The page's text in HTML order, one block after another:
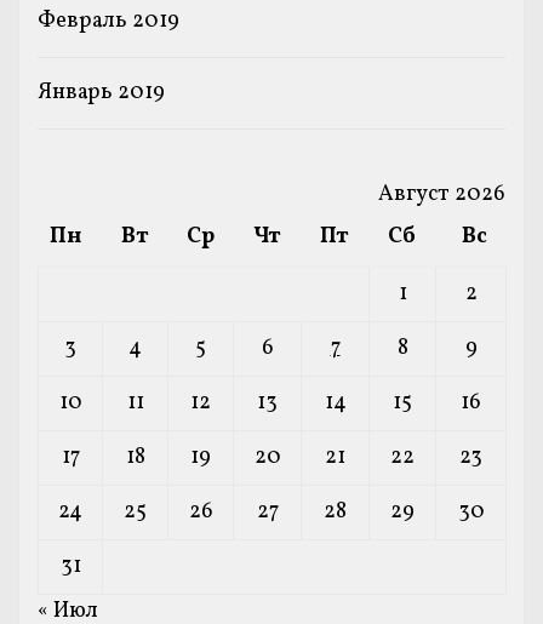
Февраль 2019
Январь 2019
Август 2026
Пн
Вт Ср Чт Пт Сб
Вс
1
2
3
4 5 6 7 8
9
10
11 12 13 14 15
16
17
18 19 20 21 22
23
24
25 26 27 28 29
30
31
« Июл